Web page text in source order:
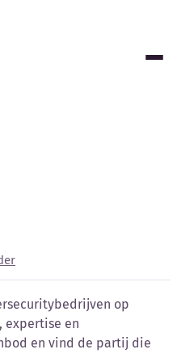
op
expertise en
en vind de partij die